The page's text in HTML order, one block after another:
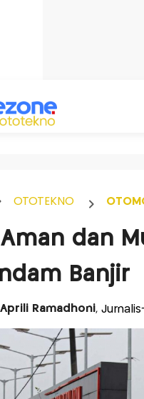
OTOTEKNO
dan
Banjir
Aprili Ramadhoni,